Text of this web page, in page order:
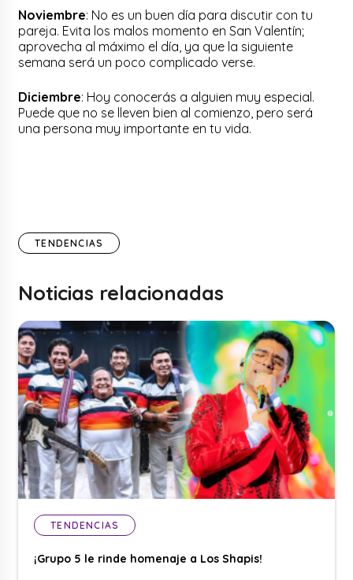
Noviembre: No es un buen día para discutir con tu
pareja. Evita los malos momento en San Valentín;
aprovecha al máximo el día, ya que la siguiente
semana será un poco complicado verse.
Diciembre: Hoy conocerás a alguien muy especial.
Puede que no se lleven bien al comienzo, pero será
una persona muy importante en tu vida.
TENDENCIAS
Noticias relacionadas
TENDENCIAS
¡Grupo 5 le rinde homenaje a Los Shapis!